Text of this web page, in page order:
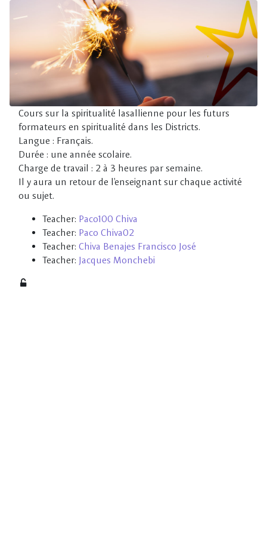
Skip to main content
Cours sur la spiritualité lasallienne pour les futurs
formateurs en spiritualité dans les Districts.
Langue : Français.
Durée : une année scolaire.
Charge de travail : 2 à 3 heures par semaine.
Il y aura un retour de l'enseignant sur chaque activité
ou sujet.
Teacher: Paco100 Chiva
Teacher: Paco Chiva02
Teacher: Chiva Benajes Francisco José
Teacher: Jacques Monchebi